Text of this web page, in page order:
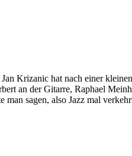
Krizanic hat nach einer
an der Gitarre, Raphael
sagen, also Jazz mal